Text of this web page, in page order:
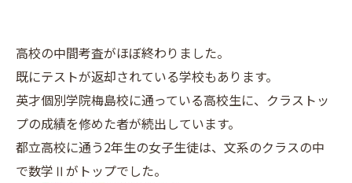
高校の中間考査がほぼ終わりました。
既にテストが返却されている学校もあります。
英才個別学院梅島校に通っている高校生に、クラストッ
プの成績を修めた者が続出しています。
都立高校に通う2年生の女子生徒は、文系のクラスの中
で数学Ⅱがトップでした。